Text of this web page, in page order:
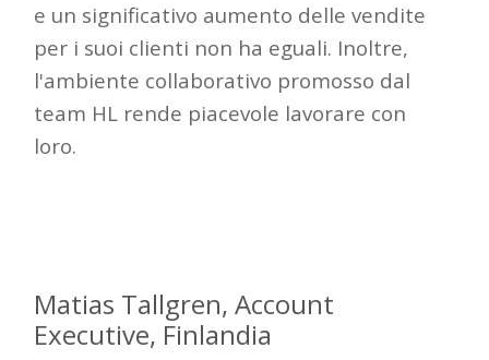
e un significativo aumento delle vendite
per i suoi clienti non ha eguali. Inoltre,
l'ambiente collaborativo promosso dal
team HL rende piacevole lavorare con
loro.
Matias Tallgren, Account
Executive, Finlandia